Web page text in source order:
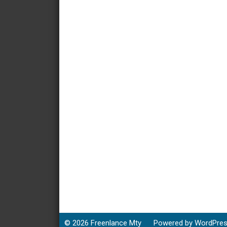
© 2026 Freenlance Mty Powered by